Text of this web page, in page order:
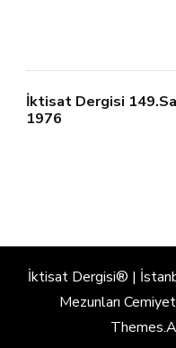
İktisat Dergisi
1976
İktisat Dergisi® |
Mezunları
Themes